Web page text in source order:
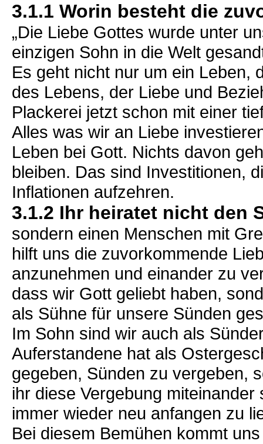
3.1.1 Worin besteht die
„Die Liebe Gottes wurde unter
einzigen Sohn in die Welt
Es geht nicht nur um ein Leben,
des Lebens, der Liebe und
Plackerei jetzt schon mit einer
Alles was wir an Liebe
Leben bei Gott. Nichts davon
bleiben. Das sind Investitionen,
Inflationen aufzehren.
3.1.2 Ihr heiratet nicht den
sondern einen Menschen mit
hilft uns die zuvorkommende
anzunehmen und einander zu
dass wir Gott geliebt haben,
als Sühne für unsere Sünden
Im Sohn sind wir auch als
Auferstandene hat als
gegeben, Sünden zu vergeben,
ihr diese Vergebung
immer wieder neu anfangen zu
Bei diesem Bemühen kommt